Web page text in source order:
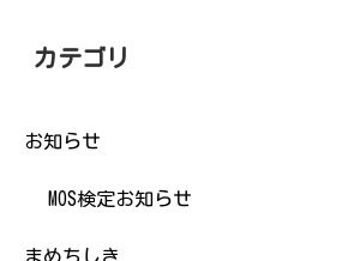
カテゴリ
お知らせ
MOS検定お知らせ
まめちしき